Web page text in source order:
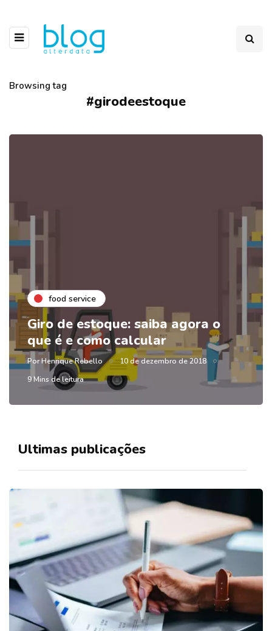
Browsing tag
#girodeestoque
food service
Giro de estoque: saiba agora o
que é e como calcular
PorHenrique Rebello
10 de dezembro de 2018
9 Mins de leitura
Ultimas publicações